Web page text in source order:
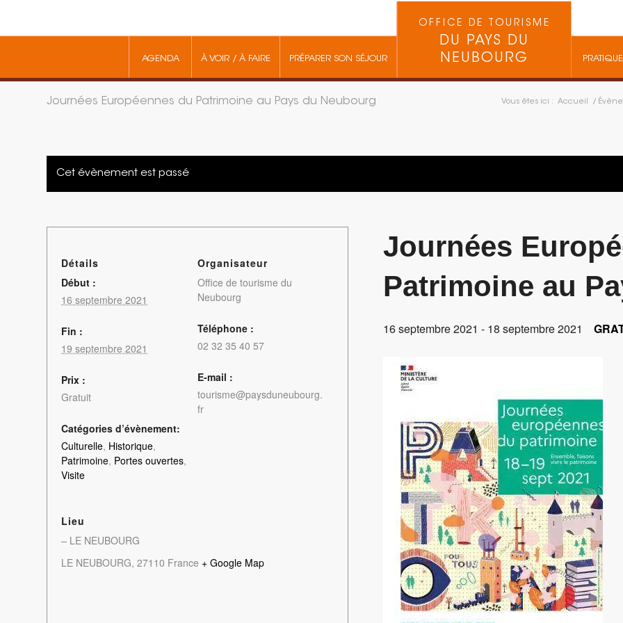
AGENDA À VOIR / À FAIRE PRÉPARER SON SÉJOUR
OFFICE DE TOURISME
DU PAYS DU
NEUBOURG
PRATIQUE
Journées Européennes du Patrimoine au Pays du Neubourg Vous êtes ici : Accueil /
Cet évènement est passé
Journées
Patrimoine au
16 septembre 2021 - 18 septembre 2021
Détails
Début :
16 septembre 2021
Fin :
19 septembre 2021
Prix :
Gratuit
Catégories d’évènement:
Culturelle, Historique,
Patrimoine, Portes ouvertes,
Visite
Organisateur
Office de tourisme du
Neubourg
Téléphone :
02 32 35 40 57
E-mail :
tourisme@paysduneubourg.
fr
Lieu
– LE NEUBOURG
LE NEUBOURG, 27110 France + Google Map